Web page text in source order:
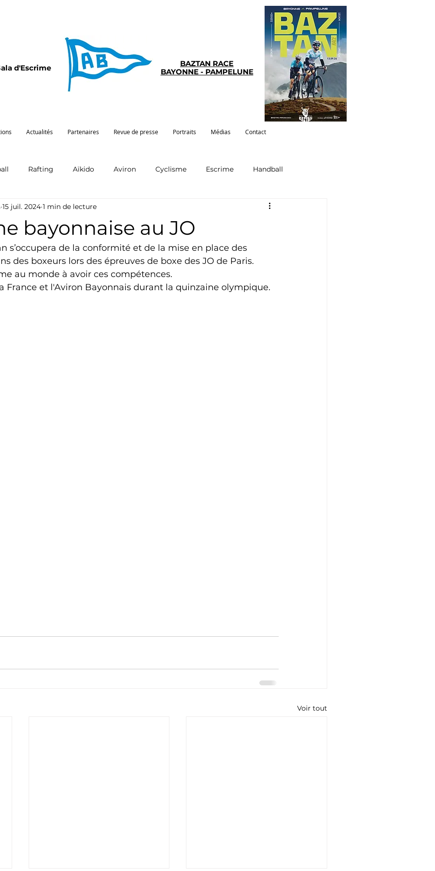
d'Escrime
BAZTAN RACE
BAYONNE - PAMPELUNE
Actualités Partenaires Revue de presse Portraits Médias Contact
Rafting Aïkido Aviron Cyclisme Escrime Handball
Pelote Pentathlon
Triathlon Revue de presse Escalade Trail Athlétisme
Surf Basket Partenariat
bayonnaise au JO
15 juil. 2024 1 min de lecture
s’occupera de la conformité et de la mise en place des
des boxeurs lors des épreuves de boxe des JO de Paris.
au monde à avoir ces compétences.
France et l'Aviron Bayonnais durant la quinzaine olympique.
Voir tout